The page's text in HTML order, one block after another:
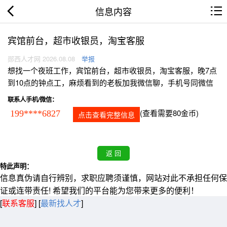
信息内容
宾馆前台，超市收银员，淘宝客服
郧西人才网 2026.08.08 举报
想找一个夜班工作，宾馆前台，超市收银员，淘宝客服，晚7点
到10点的钟点工，麻烦看到的老板加我微信聊，手机号同微信
联系人手机/微信：
199****6827 点击查看完整信息 (查看需要80金币)
特此声明：
信息真伪请自行辨别，求职应聘须谨慎，网站对此不承担任何保
证或连带责任! 希望我们的平台能为您带来更多的便利！
[联系客服] [最新找人才]